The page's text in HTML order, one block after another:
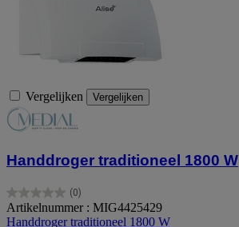
Vergelijken Vergelijken
Handdroger traditioneel 1800 W
(0)
0.0
van
Artikelnummer : MIG4425429
Handdroger traditioneel 1800 W